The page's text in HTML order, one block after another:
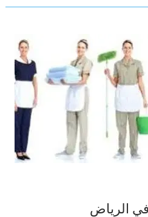
الرياض